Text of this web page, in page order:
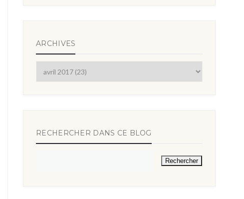
ARCHIVES
RECHERCHER DANS CE BLOG